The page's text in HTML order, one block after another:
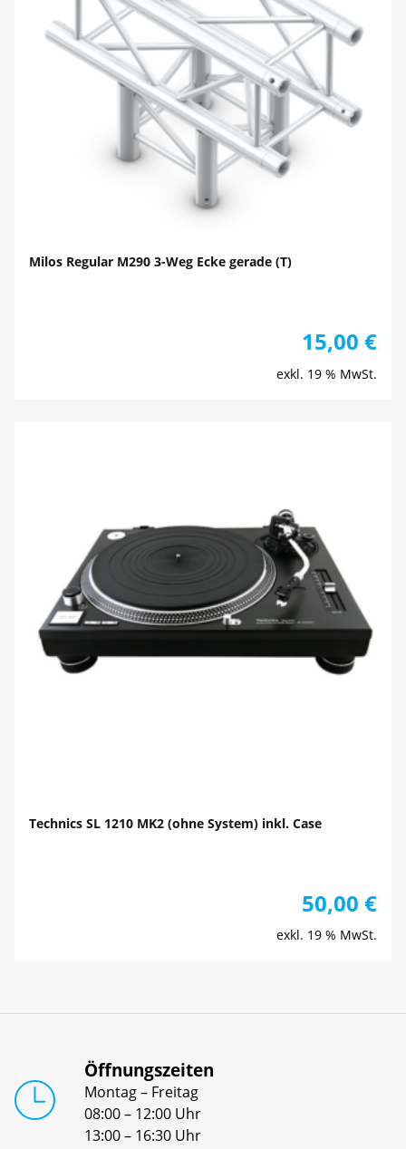
Milos Regular M290 3-Weg Ecke gerade (T)
15,00 €
exkl. 19 % MwSt.
Technics SL 1210 MK2 (ohne System) inkl. Case
50,00 €
exkl. 19 % MwSt.
Öffnungszeiten
Montag – Freitag
08:00 – 12:00 Uhr
13:00 – 16:30 Uhr